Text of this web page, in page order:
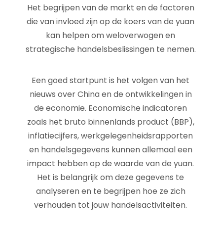
Het begrijpen van de markt en de factoren
die van invloed zijn op de koers van de yuan
kan helpen om weloverwogen en
strategische handelsbeslissingen te nemen.
Een goed startpunt is het volgen van het
nieuws over China en de ontwikkelingen in
de economie. Economische indicatoren
zoals het bruto binnenlands product (BBP),
inflatiecijfers, werkgelegenheidsrapporten
en handelsgegevens kunnen allemaal een
impact hebben op de waarde van de yuan.
Het is belangrijk om deze gegevens te
analyseren en te begrijpen hoe ze zich
verhouden tot jouw handelsactiviteiten.